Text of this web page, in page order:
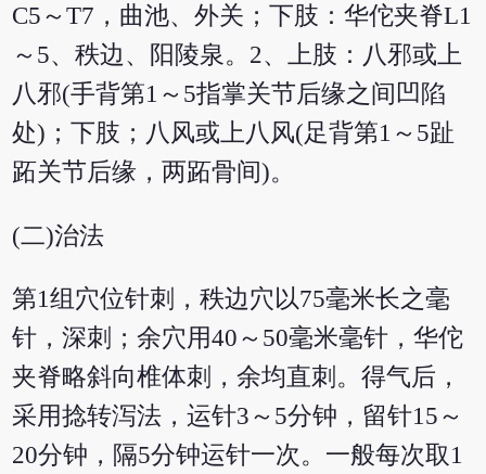
C5～T7，曲池、外关；下肢：华佗夹脊L1
～5、秩边、阳陵泉。2、上肢：八邪或上
八邪(手背第1～5指掌关节后缘之间凹陷
处)；下肢；八风或上八风(足背第1～5趾
跖关节后缘，两跖骨间)。
(二)治法
第1组穴位针刺，秩边穴以75毫米长之毫
针，深刺；余穴用40～50毫米毫针，华佗
夹脊略斜向椎体刺，余均直刺。得气后，
采用捻转泻法，运针3～5分钟，留针15～
20分钟，隔5分钟运针一次。一般每次取1